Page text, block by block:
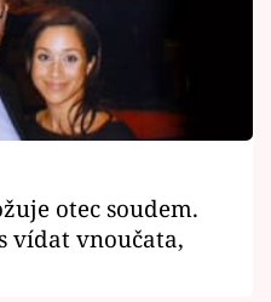
otec soudem.
vídat vnoučata,